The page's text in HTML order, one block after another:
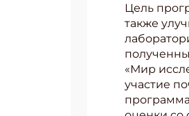
Цель
также
«Мир
участие